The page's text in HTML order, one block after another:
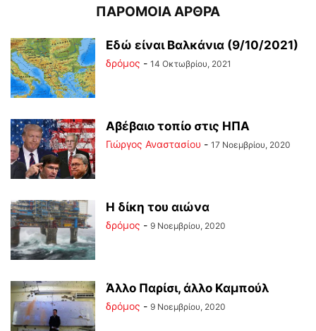
ΠΑΡΟΜΟΙΑ ΑΡΘΡΑ
Εδώ είναι Βαλκάνια (9/10/2021)
δρόμος - 14 Οκτωβρίου, 2021
Αβέβαιο τοπίο στις ΗΠΑ
Γιώργος Αναστασίου - 17 Νοεμβρίου, 2020
Η δίκη του αιώνα
δρόμος - 9 Νοεμβρίου, 2020
Άλλο Παρίσι, άλλο Καμπούλ
δρόμος - 9 Νοεμβρίου, 2020